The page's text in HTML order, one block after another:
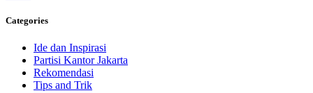
Categories
Ide dan Inspirasi
Partisi Kantor Jakarta
Rekomendasi
Tips and Trik